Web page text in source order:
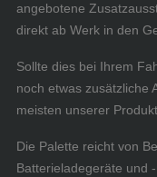
angebotene
direkt ab Werk in den
Sollte dies bei Ihrem
noch etwas zusätzliche
meisten unserer
Die Palette reicht von
Batterieladegeräte und